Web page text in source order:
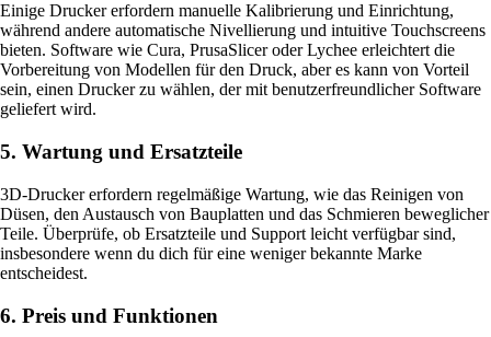
Einige Drucker erfordern manuelle Kalibrierung und Einrichtung,
während andere automatische Nivellierung und intuitive Touchscreens
bieten. Software wie Cura, PrusaSlicer oder Lychee erleichtert die
Vorbereitung von Modellen für den Druck, aber es kann von Vorteil
sein, einen Drucker zu wählen, der mit benutzerfreundlicher Software
geliefert wird.
5. Wartung und Ersatzteile
3D-Drucker erfordern regelmäßige Wartung, wie das Reinigen von
Düsen, den Austausch von Bauplatten und das Schmieren beweglicher
Teile. Überprüfe, ob Ersatzteile und Support leicht verfügbar sind,
insbesondere wenn du dich für eine weniger bekannte Marke
entscheidest.
6. Preis und Funktionen